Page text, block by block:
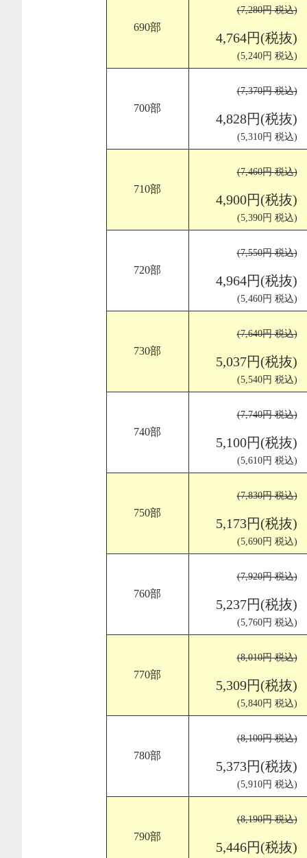
690部
(7,280円 税込)
4,764円(税抜)
(5,240円 税込)
700部
(7,370円 税込)
4,828円(税抜)
(5,310円 税込)
710部
(7,460円 税込)
4,900円(税抜)
(5,390円 税込)
720部
(7,550円 税込)
4,964円(税抜)
(5,460円 税込)
730部
(7,640円 税込)
5,037円(税抜)
(5,540円 税込)
740部
(7,740円 税込)
5,100円(税抜)
(5,610円 税込)
750部
(7,830円 税込)
5,173円(税抜)
(5,690円 税込)
760部
(7,920円 税込)
5,237円(税抜)
(5,760円 税込)
770部
(8,010円 税込)
5,309円(税抜)
(5,840円 税込)
780部
(8,100円 税込)
5,373円(税抜)
(5,910円 税込)
790部
(8,190円 税込)
5,446円(税抜)